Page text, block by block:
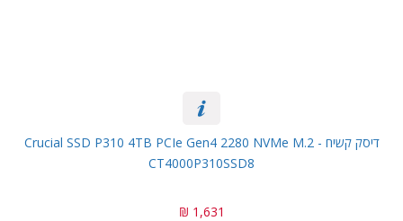
דיסק קשיח Crucial SSD P310 4TB PCIe Gen4 2280 NVMe M.2 -
CT4000P310SSD8
1,631 ₪